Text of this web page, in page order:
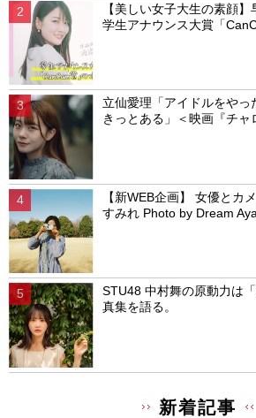
【美しい女子大生の素顔】
学生アナウンス大賞「
立仙愛理「アイドルをや
きっとある」＜映画『チャ
【新WEB企画】 女優とカ
すみれ Photo by Dream Aya
STU48 中村舞の原動力は
真集を語る。
新着記事